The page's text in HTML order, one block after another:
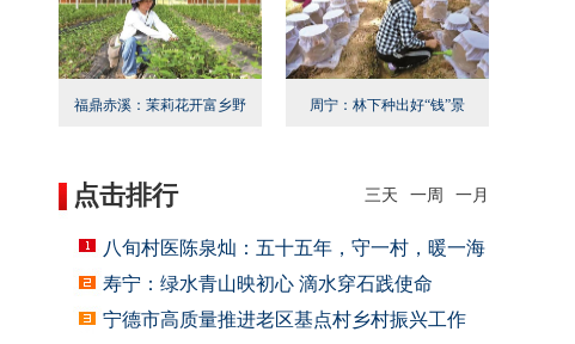
福鼎赤溪：茉莉花开富乡野 周宁：林下种出好“钱”景
三天 一周 一月
点击排行
八旬村医陈泉灿：五十五年，守一村，暖一海
寿宁：绿水青山映初心 滴水穿石践使命
宁德市高质量推进老区基点村乡村振兴工作